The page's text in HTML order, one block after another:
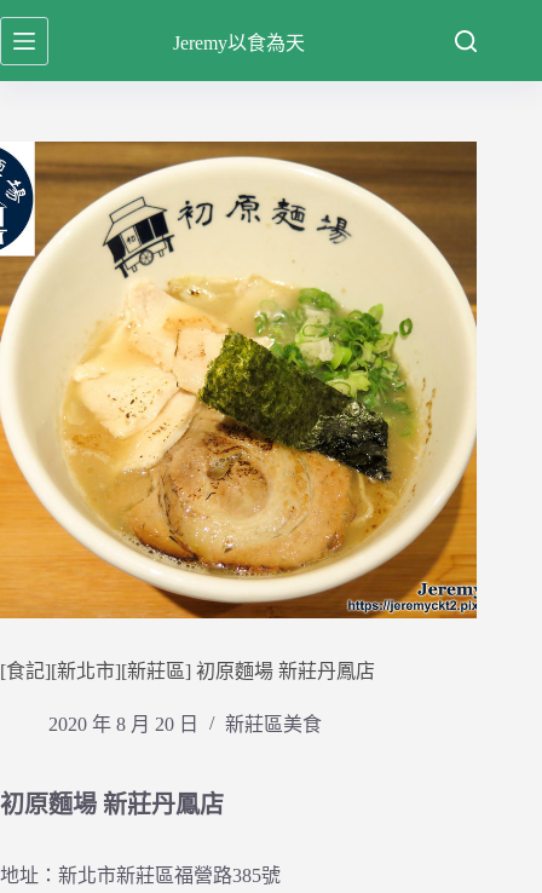
跳
至
容
Jeremy以食為天
[食記][新北市][新莊區] 初原麵場 新莊丹鳳店
2020 年 8 月 20 日 新莊區美食
初原麵場 新莊丹鳳店
地址：新北市新莊區福營路385號